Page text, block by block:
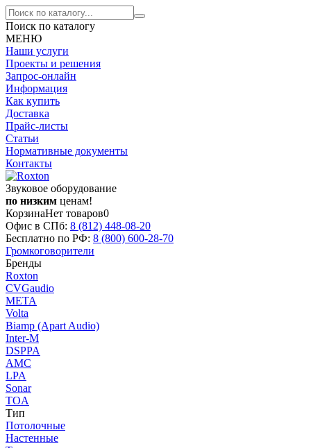
Поиск по каталогу
МЕНЮ
Наши услуги
Проекты и решения
Запрос-онлайн
Информация
Как купить
Доставка
Прайс-листы
Статьи
Нормативные документы
Контакты
Звуковое оборудование
по низким ценам!
КорзинаНет товаров0
Офис в СПб: 8 (812) 448-08-20
Бесплатно по РФ: 8 (800) 600-28-70
Громкоговорители
Бренды
Roxton
CVGaudio
МЕТА
Volta
Biamp (Apart Audio)
Inter-M
DSPPA
AMC
LPA
Sonar
TOA
Тип
Потолочные
Настенные